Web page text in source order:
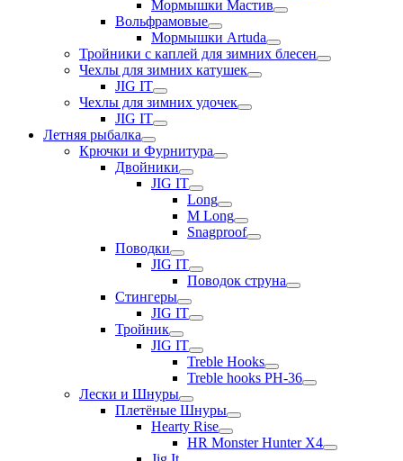
Мормышки Мастив
Вольфрамовые
Мормышки Artuda
Тройники с каплей для зимних блесен
Чехлы для зимних катушек
JIG IT
Чехлы для зимних удочек
JIG IT
Летняя рыбалка
Крючки и Фурнитура
Двойники
JIG IT
Long
M Long
Snagproof
Поводки
JIG IT
Поводок струна
Стингеры
JIG IT
Тройник
JIG IT
Treble Hooks
Treble hooks PH-36
Лески и Шнуры
Плетёные Шнуры
Hearty Rise
HR Monster Hunter X4